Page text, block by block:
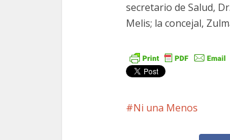
secretario de Salud,
Melis; la concejal,
Ni una Menos